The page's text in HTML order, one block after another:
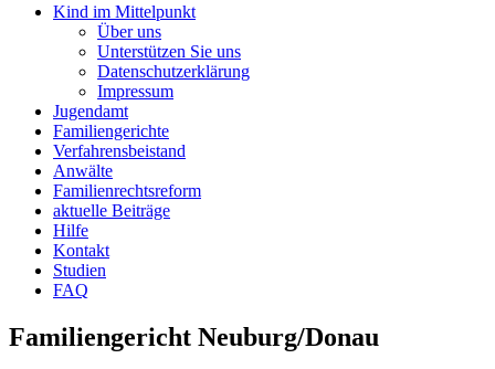
Kind im Mittelpunkt
Über uns
Unterstützen Sie uns
Datenschutzerklärung
Impressum
Jugendamt
Familiengerichte
Verfahrensbeistand
Anwälte
Familienrechtsreform
aktuelle Beiträge
Hilfe
Kontakt
Studien
FAQ
Familiengericht Neuburg/Donau